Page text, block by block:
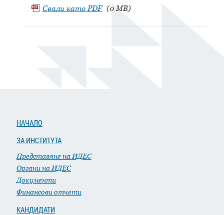
Свали като PDF (0 MB)
НАЧАЛО
ЗА ИНСТИТУТА
Представяне на ИДЕС
Органи на ИДЕС
Документи
Финансови отчети
КАНДИДАТИ